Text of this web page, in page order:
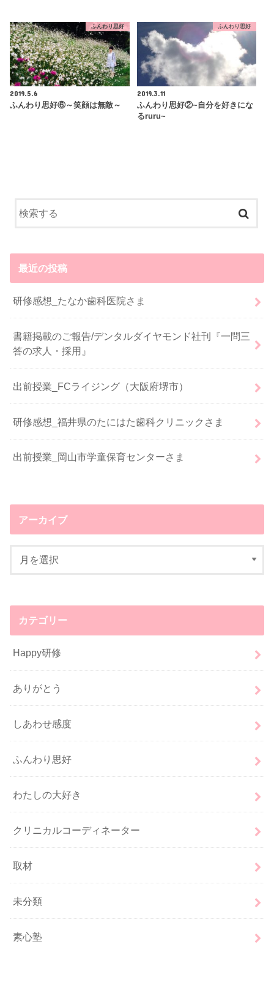
ふんわり思好
2019.5.6
ふんわり思好⑥～笑顔は無敵～
ふんわり思好
2019.3.11
ふんわり思好②~自分を好きにな
るruru~
最近の投稿
研修感想_たなか歯科医院さま
書籍掲載のご報告/デンタルダイヤモンド社刊『一問三
答の求人・採用』
出前授業_FCライジング（大阪府堺市）
研修感想_福井県のたにはた歯科クリニックさま
出前授業_岡山市学童保育センターさま
アーカイブ
カテゴリー
Happy研修
ありがとう
しあわせ感度
ふんわり思好
わたしの大好き
クリニカルコーディネーター
取材
未分類
素心塾